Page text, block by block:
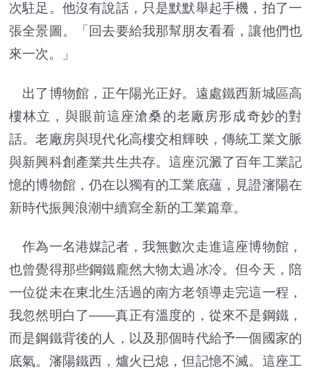
次駐足。他沒有說話，只是默默舉起手機，拍了一
張全景圖。「回去要給我那幫朋友看看，讓他們也
來一次。」
出了博物館，正午陽光正好。遠處鐵西新城區高
樓林立，與眼前這座滄桑的老廠房形成奇妙的對
話。老廠房與現代化高樓交相輝映，傳統工業文脈
與新興科創產業共生共存。這座沉澱了百年工業記
憶的博物館，仍在以獨有的工業底蘊，見證瀋陽在
新時代振興浪潮中續寫全新的工業篇章。
作為一名港媒記者，我無數次走進這座博物館，
也曾覺得那些鋼鐵龐然大物太過冰冷。但今天，陪
一位從未在東北生活過的南方老領導走完這一程，
我忽然明白了——真正有溫度的，從來不是鋼鐵，
而是鋼鐵背後的人，以及那個時代給予一個國家的
底氣。瀋陽鐵西，爐火已熄，但記憶不滅。這座工